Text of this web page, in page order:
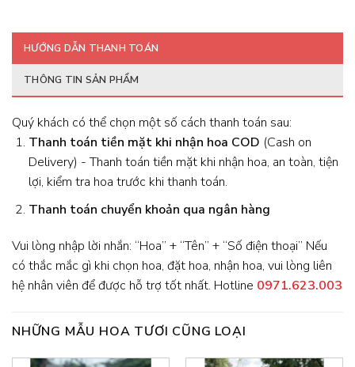
HƯỚNG DẪN THANH TOÁN
THÔNG TIN SẢN PHẨM
Quý khách có thể chọn một số cách thanh toán sau:
Thanh toán tiền mặt khi nhận hoa COD (Cash on
Delivery) - Thanh toán tiền mặt khi nhận hoa, an toàn, tiện
lợi, kiểm tra hoa trước khi thanh toán.
Thanh toán chuyển khoản qua ngân hàng
Vui lòng nhập lời nhắn: “Hoa” + “Tên” + “Số điện thoại” Nếu
có thắc mắc gì khi chọn hoa, đặt hoa, nhận hoa, vui lòng liên
hệ nhân viên để được hỗ trợ tốt nhất. Hotline 0971.623.003
NHỮNG MẪU HOA TƯƠI CŨNG LOẠI